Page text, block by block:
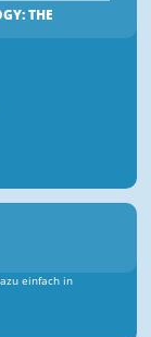
THE
einfach in